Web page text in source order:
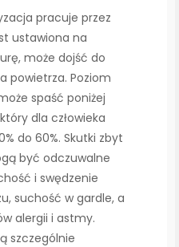
pracuje przez
ustawiona na
może dojść do
powietrza. Poziom
spaść poniżej
dla człowieka
do 60%. Skutki zbyt
być odczuwalne
i swędzenie
suchość w gardle, a
alergii i astmy.
szczególnie